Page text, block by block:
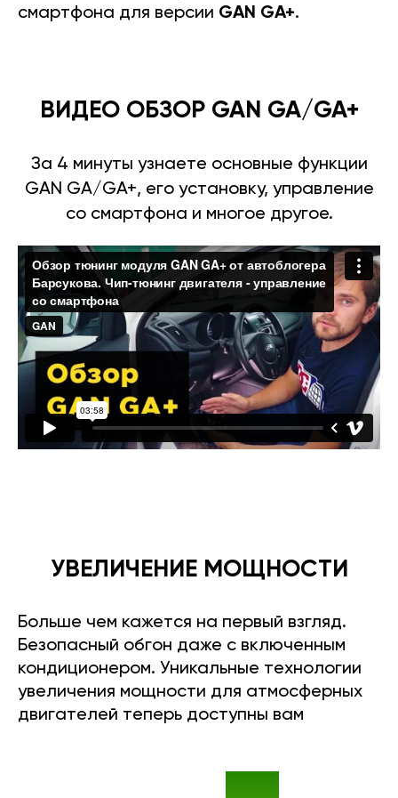
смартфона для версии GAN GA+.
ВИДЕО ОБЗОР GAN GA/GA+
За 4 минуты узнаете основные функции
GAN GA/GA+, его установку, управление
со смартфона и многое другое.
УВЕЛИЧЕНИЕ МОЩНОСТИ
Больше чем кажется на первый взгляд.
Безопасный обгон даже с включенным
кондиционером. Уникальные технологии
увеличения мощности для атмосферных
двигателей теперь доступны вам